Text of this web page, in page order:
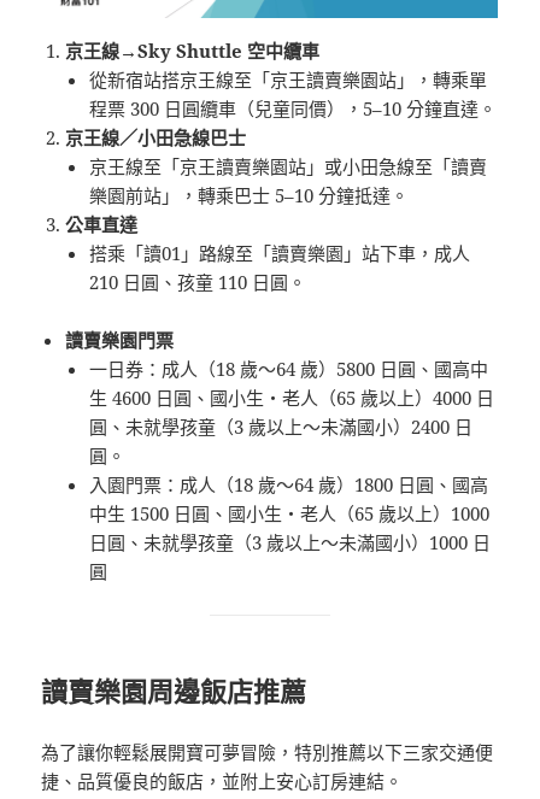
京王線→Sky Shuttle 空中纜車
從新宿站搭京王線至「京王讀賣樂園站」，轉乘單
程票 300 日圓纜車（兒童同價），5–10 分鐘直達。
京王線／小田急線巴士
京王線至「京王讀賣樂園站」或小田急線至「讀賣
樂園前站」，轉乘巴士 5–10 分鐘抵達。
公車直達
搭乘「讀01」路線至「讀賣樂園」站下車，成人
210 日圓、孩童 110 日圓。
讀賣樂園門票
一日券：成人（18 歲～64 歲）5800 日圓、國高中
生 4600 日圓、國小生・老人（65 歲以上）4000 日
圓、未就學孩童（3 歲以上～未滿國小）2400 日
圓。
入園門票：成人（18 歲～64 歲）1800 日圓、國高
中生 1500 日圓、國小生・老人（65 歲以上）1000
日圓、未就學孩童（3 歲以上～未滿國小）1000 日
圓
讀賣樂園周邊飯店推薦
為了讓你輕鬆展開寶可夢冒險，特別推薦以下三家交通便
捷、品質優良的飯店，並附上安心訂房連結。